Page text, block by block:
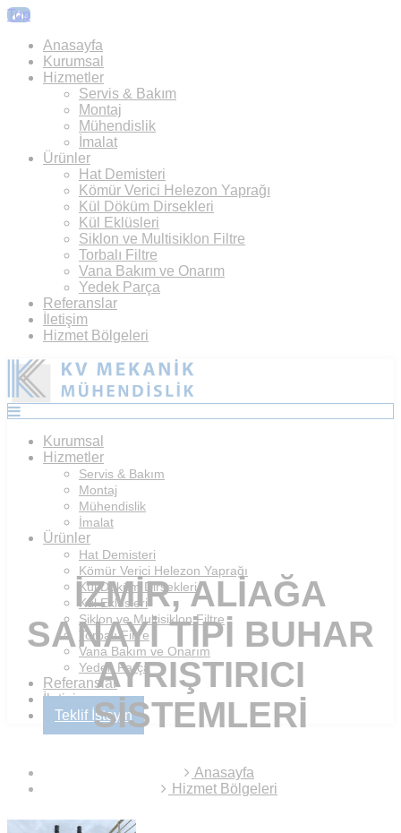
Top
Anasayfa
Kurumsal
Hizmetler
Servis & Bakım
Montaj
Mühendislik
İmalat
Ürünler
Hat Demisteri
Kömür Verici Helezon Yaprağı
Kül Döküm Dirsekleri
Kül Eklüsleri
Siklon ve Multisiklon Filtre
Torbalı Filtre
Vana Bakım ve Onarım
Yedek Parça
Referanslar
İletişim
Hizmet Bölgeleri
Kurumsal
Hizmetler
Servis & Bakım
Montaj
Mühendislik
İmalat
Ürünler
Hat Demisteri
Kömür Verici Helezon Yaprağı
Kül Döküm Dirsekleri
Kül Eklüsleri
Siklon ve Multisiklon Filtre
Torbalı Filtre
Vana Bakım ve Onarım
Yedek Parça
Referanslar
İletişim
Teklif İsteyin
İZMIR, ALIAĞA
SANAYI TIPI BUHAR
AYRIŞTIRICI
SISTEMLERI
Anasayfa
Hizmet Bölgeleri